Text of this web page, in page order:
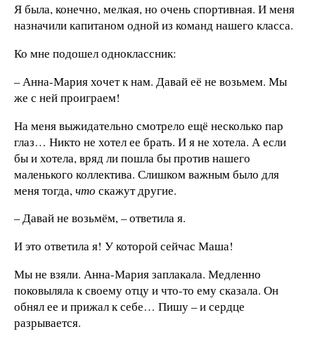
Я была, конечно, мелкая, но очень спортивная. И меня
назначили капитаном одной из команд нашего класса.
Ко мне подошел одноклассник:
– Анна-Мария хочет к нам. Давай её не возьмем. Мы
же с ней проиграем!
На меня выжидательно смотрело ещё несколько пар
глаз… Никто не хотел ее брать. И я не хотела. А если
бы и хотела, вряд ли пошла бы против нашего
маленького коллектива. Слишком важным было для
меня тогда, что скажут другие.
– Давай не возьмём, – ответила я.
И это ответила я! У которой сейчас Маша!
Мы не взяли. Анна-Мария заплакала. Медленно
поковыляла к своему отцу и что-то ему сказала. Он
обнял ее и прижал к себе… Пишу – и сердце
разрывается.